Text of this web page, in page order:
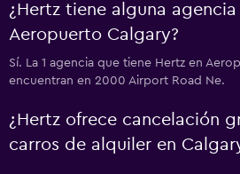
¿Hertz tiene alguna agencia
Aeropuerto Calgary?
Sí. La 1 agencia que tiene Hertz en
encuentran en 2000 Airport Road Ne.
¿Hertz ofrece cancelación
carros de alquiler en